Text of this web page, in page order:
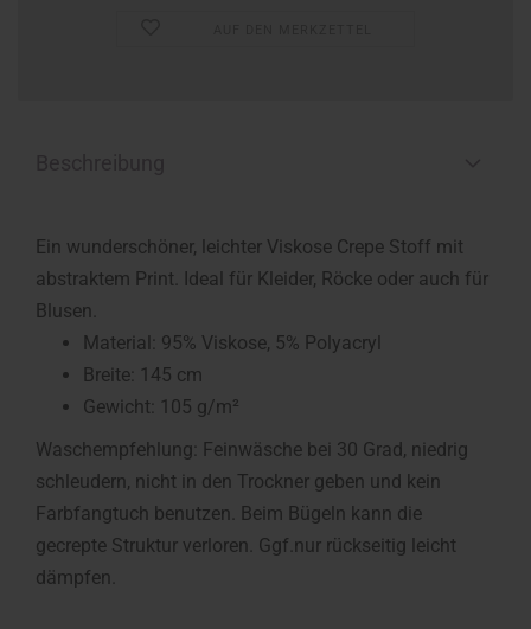
Ein wunderschöner, leichter Viskose Crepe Stoff mit
abstraktem Print. Ideal für Kleider, Röcke oder auch für
Blusen.
Material: 95% Viskose, 5% Polyacryl
Breite: 145 cm
Gewicht: 105 g/m²
Waschempfehlung: Feinwäsche bei 30 Grad, niedrig
schleudern, nicht in den Trockner geben und kein
Farbfangtuch benutzen. Beim Bügeln kann die
gecrepte Struktur verloren. Ggf.nur rückseitig leicht
dämpfen.